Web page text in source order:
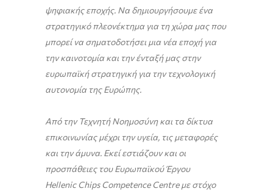
ψηφιακής εποχής. Να δημιουργήσουμε ένα
στρατηγικό πλεονέκτημα για τη χώρα μας που
μπορεί να σηματοδοτήσει μια νέα εποχή για
την καινοτομία και την ένταξή μας στην
ευρωπαϊκή στρατηγική για την τεχνολογική
αυτονομία της Ευρώπης.
Από την Τεχνητή Νοημοσύνη και τα δίκτυα
επικοινωνίας μέχρι την υγεία, τις μεταφορές
και την άμυνα. Εκεί εστιάζουν και οι
προσπάθειες του Ευρωπαϊκού Έργου
Hellenic Chips Competence Centreμε στόχο